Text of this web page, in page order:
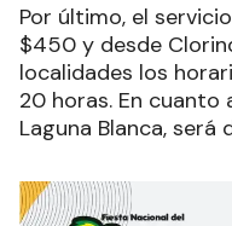
Por último, el
$450 y desde
localidades los
20 horas. En cuanto
Laguna Blanca, será